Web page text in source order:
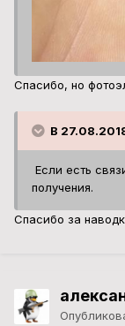
Спасибо, но
В
Если есть
получения.
Спасибо за